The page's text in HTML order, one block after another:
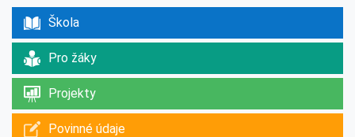
Škola
Pro žáky
Projekty
Povinné údaje